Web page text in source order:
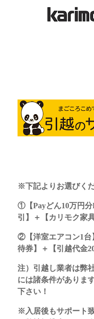
※下記よりお選びく
①【Payどん10万円分
引】＋【カリモク家
②【洋室エアコン1台
待券】＋【引越代金
注）引越し業者は弊
には諸条件がありま
下さい！
※入居後もサポート